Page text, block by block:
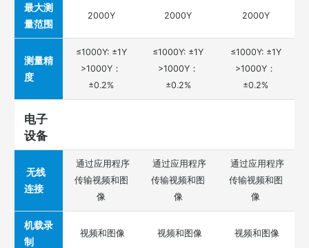
最大测
量范围
2000Y 2000Y 2000Y
测量精
度
≤1000Y: ±1Y
>1000Y：
±0.2%
≤1000Y: ±1Y
>1000Y：
±0.2%
≤1000Y: ±1Y
>1000Y：
±0.2%
电子
设备
无线
连接
通过应用程序
传输视频和图
像
通过应用程序
传输视频和图
像
通过应用程序
传输视频和图
像
机载录
制
视频和图像 视频和图像 视频和图像